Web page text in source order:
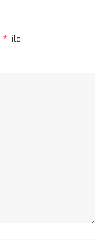
* ile